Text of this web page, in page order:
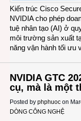
Kiến trúc Cisco
NVIDIA cho phép
tuệ nhân tạo (AI) ở
môi trường sản xuất
năng vận hành tối ưu
NVIDIA GTC
cụ, mà là một
Posted by phphuoc on
DÒNG CÔNG NGHỆ